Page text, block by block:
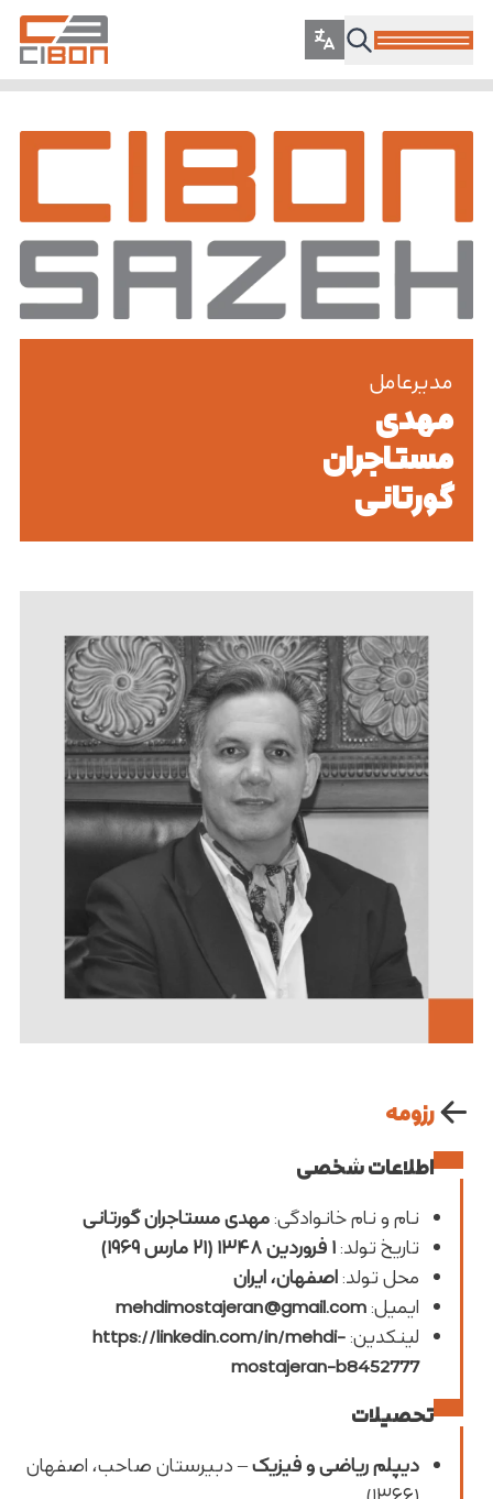
مدیرعامل
مهدی
مستاجران
گورتانی
رزومه
اطلاعات شخصی
نام و نام خانوادگی:مهدی مستاجران گورتانی
تاریخ تولد:۱ فروردین ۱۳۴۸ (۲۱ مارس ۱۹۶۹)
محل تولد:اصفهان، ایران
ایمیل:
mehdimostajeran@gmail.com
لینکدین:
https://linkedin.com/in/mehdi-
mostajeran-b8452777
تحصیلات
دیپلم ریاضی و فیزیک– دبیرستان صاحب، اصفهان
(۱۳۶۶)